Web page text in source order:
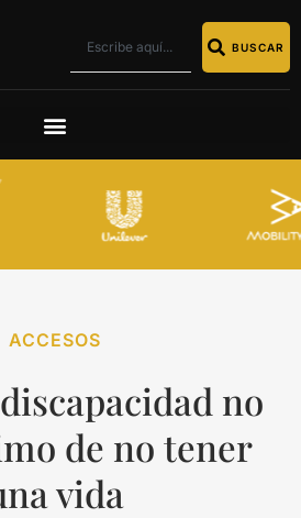
BUSCAR
ACCESOS
no
de no tener
vida